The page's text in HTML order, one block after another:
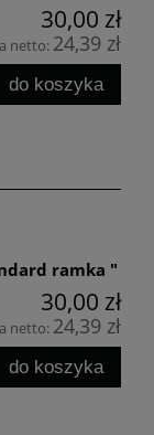
30,00 zł
netto: 24,39 zł
do koszyka
ramka "
30,00 zł
netto: 24,39 zł
do koszyka